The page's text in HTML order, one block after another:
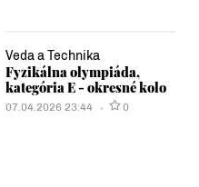
Veda a Technika
Fyzikálna olympiáda,
kategória E - okresné kolo
07.04.2026 23:44 0